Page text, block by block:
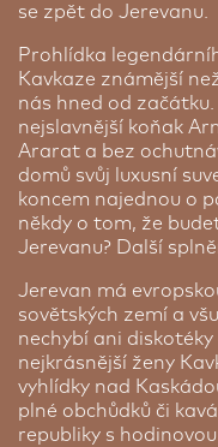
se zpět do Jerevanu.
Prohlídka
Kavkaze známější
nás hned od
nejslavnější koňak
Ararat a bez
domů svůj luxusní
koncem najednou o
někdy o tom, že
Jerevanu? Další
Jerevan má
sovětských zemí a
nechybí ani
nejkrásnější ženy
vyhlídky nad
plné obchůdků či
republiky s